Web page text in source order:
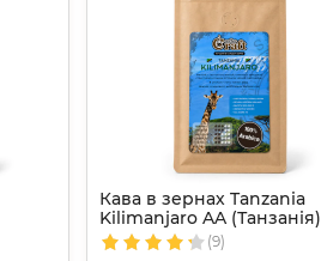
Кава в зернах Tanzania
Kilimanjaro AA (Танзанія)
(9)